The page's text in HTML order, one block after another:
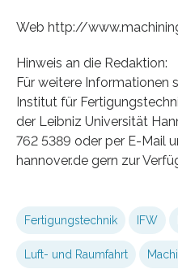
Web http://
Hinweis an die Redaktion:
Für weitere Informationen
Institut für
der Leibniz Universität
762 5389 oder per E-Mail
hannover.de gern zur
Fertigungstechnik IFW
Luft- und Raumfahrt